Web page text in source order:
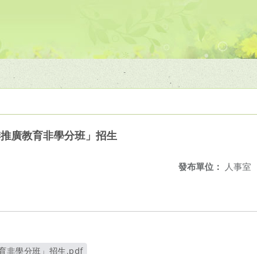
廣教育非學分班」招生
發布單位： 人事室
非學分班」招生.pdf